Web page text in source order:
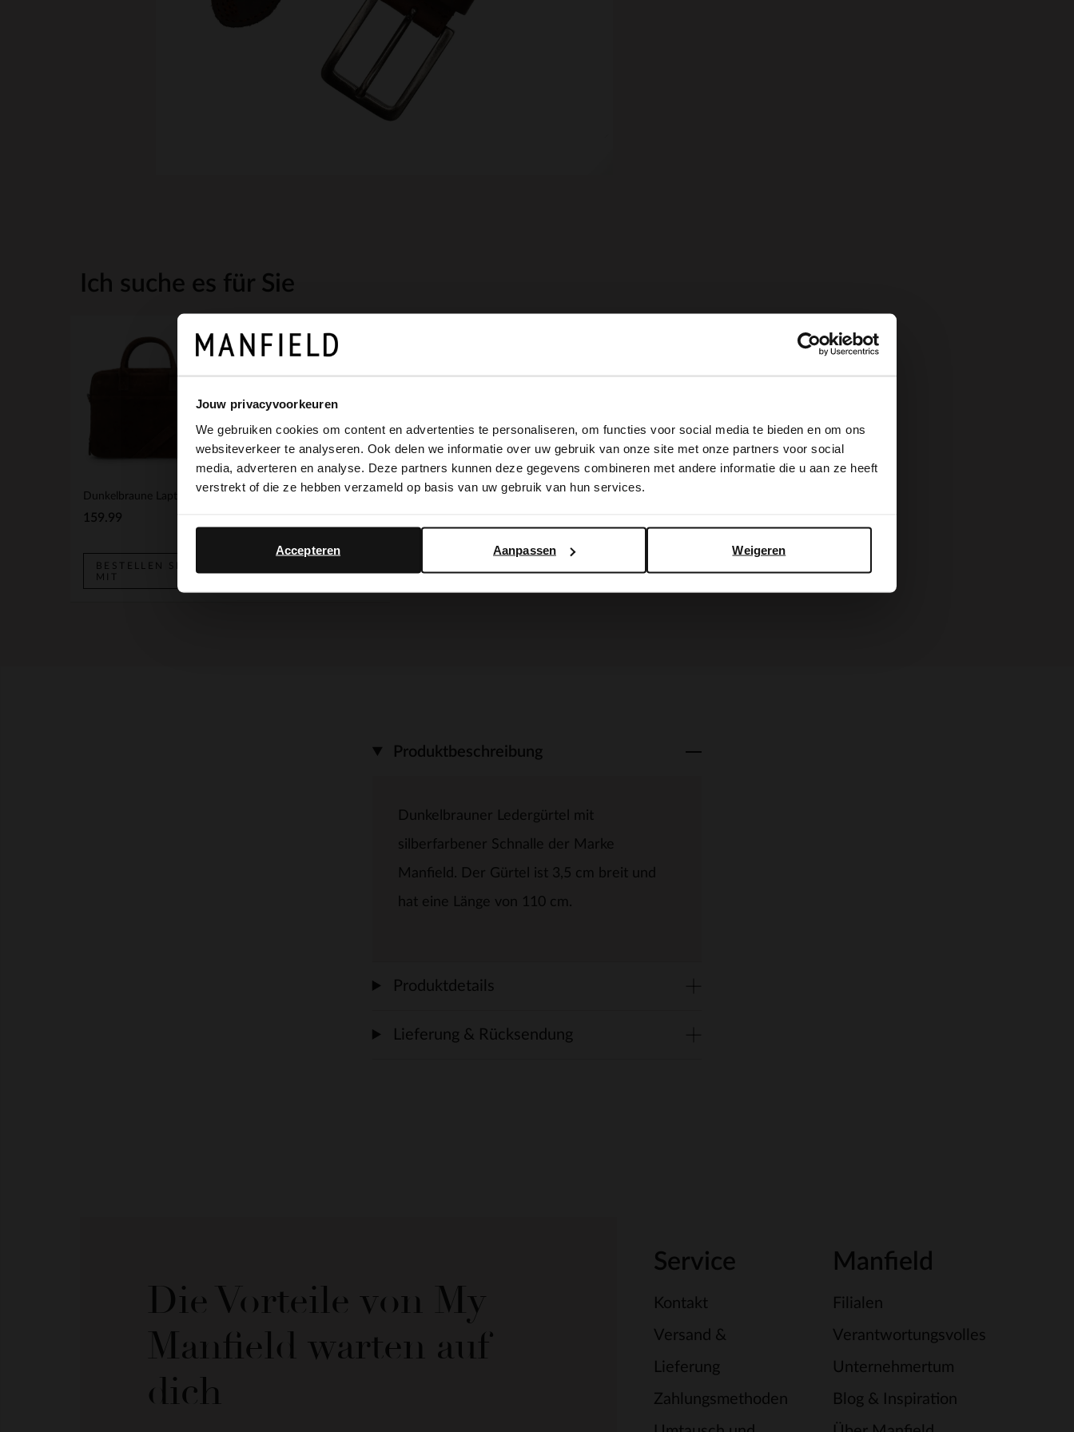
Jouw privacyvoorkeuren
We gebruiken cookies om content en advertenties te personaliseren, om functies voor social media te bieden en om ons
websiteverkeer te analyseren. Ook delen we informatie over uw gebruik van onze site met onze partners voor social
media, adverteren en analyse. Deze partners kunnen deze gegevens combineren met andere informatie die u aan ze heeft
verstrekt of die ze hebben verzameld op basis van uw gebruik van hun services.
Weigeren
Aanpassen
Accepteren
Ich suche es für Sie
159.99
BESTELLEN SIE
MIT
MIT
Produktbeschreibung
Dunkelbrauner Ledergürtel mit
silberfarbener Schnalle der Marke
Manfield. Der Gürtel ist 3,5 cm breit und
hat eine Länge von 110 cm.
Produktdetails
Lieferung & Rücksendung
Die Vorteile von My
Manfield warten auf
dich
Service
Kontakt
Versand &
Lieferung
Zahlungsmethoden
Manfield
Filialen
Verantwortungsvolles
Unternehmertum
Blog & Inspiration
×
It looks like your language isn't Dutch. Would you like to